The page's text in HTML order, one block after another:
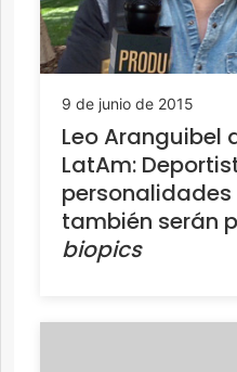
9 de junio de 2015
Leo Aranguibel
LatAm:
también serán
biopics